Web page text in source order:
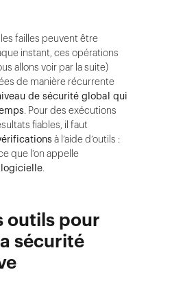
failles peuvent être
instant, ces opérations
allons voir par la suite)
de manière récurrente
de sécurité global qui
. Pour des exécutions
fiables, il faut
à l’aide d’outils :
que l’on appelle
.
outils pour
sécurité